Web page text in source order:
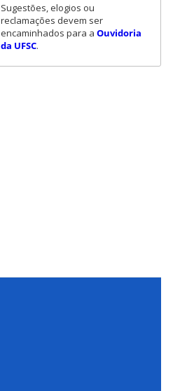
Sugestões, elogios ou
reclamações devem ser
encaminhados para a Ouvidoria
da UFSC.